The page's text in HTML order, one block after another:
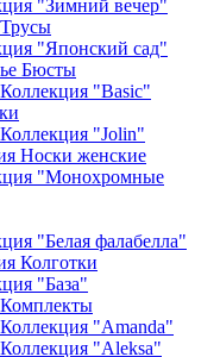
"Зимний вечер"
"Японский сад"
Бюсты
"Basic"
"Jolin"
Носки женские
"Монохромные
"Белая фалабелла"
Колготки
"База"
Комплекты
"Amanda"
"Aleksa"